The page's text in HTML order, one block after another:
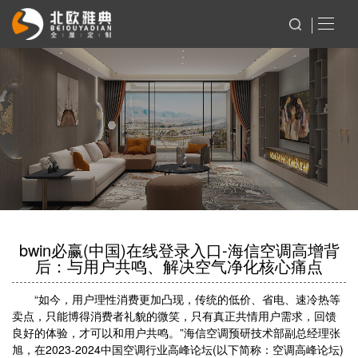
bwin必赢(中国)在线登录入口-海信空调高增背
后：与用户共鸣、解决空气净化核心痛点
“如今，用户理性消费更加凸现，传统的低价、省电、速冷热等
卖点，只能博得消费者礼貌的微笑，只有真正共情用户需求，回馈
良好的体验，才可以和用户共鸣。”海信空调预研技术部副总经理张
旭，在2023-2024中国空调行业高峰论坛(以下简称：空调高峰论坛)